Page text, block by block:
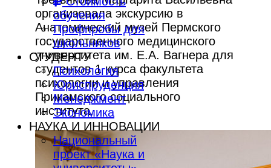
обучения
Профпробы для
школьников
СТУДЕНТУ
Психология
Юриспруденция
Менеджмент
Экономика
НАУКА И ИННОВАЦИИ
Национальный
проект «Наука и
организовала экскурсию в
Анатомический музей Пермского
государственного медицинского
университета им. Е.А. Вагнера для
студентов 1 курса факультета
психологии и управления
Прикамского социального
института.